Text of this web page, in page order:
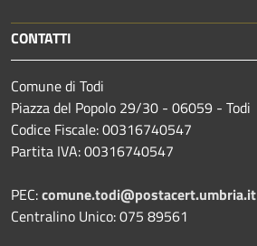
CONTATTI
Comune di Todi
Piazza del Popolo 29/30 - 06059 - Todi
Codice Fiscale: 00316740547
Partita IVA: 00316740547
PEC:comune.todi@postacert.umbria.it
Centralino Unico: 075 89561